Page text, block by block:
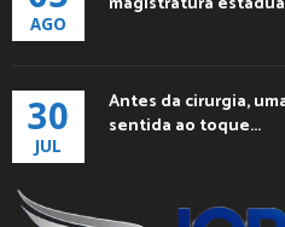
AGO
30
JUL
Antes da cirurgia,
sentida ao toque...